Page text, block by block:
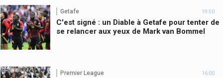
Getafe 19:50
C'est signé : un Diable à Getafe pour tenter de
se relancer aux yeux de Mark van Bommel
Premier League 16:00